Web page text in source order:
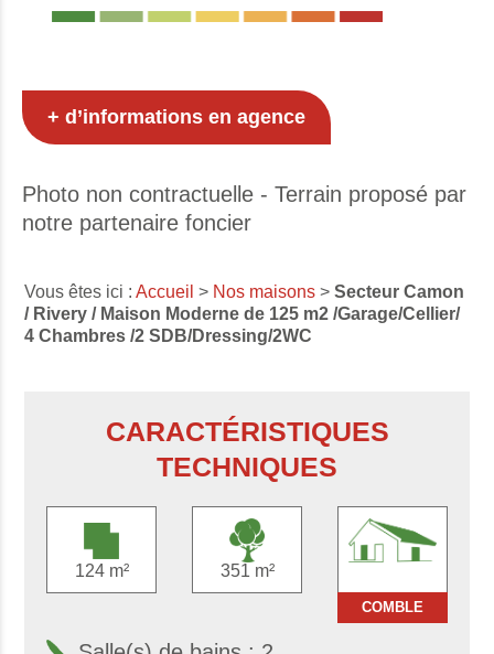
+ d’informations en agence
Photo non contractuelle - Terrain proposé par
notre partenaire foncier
Vous êtes ici :Accueil > Nos maisons >Secteur Camon
/ Rivery / Maison Moderne de 125 m2 /Garage/Cellier/
4 Chambres /2 SDB/Dressing/2WC
CARACTÉRISTIQUES
TECHNIQUES
124 m² 351 m²
COMBLE